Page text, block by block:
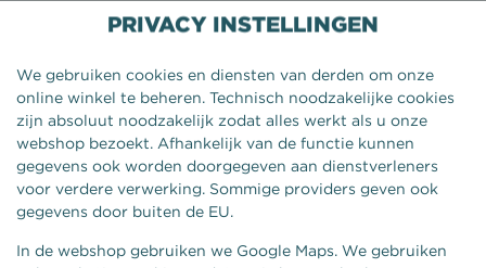
PRIVACY INSTELLINGEN
We gebruiken cookies en diensten van derden om onze
online winkel te beheren. Technisch noodzakelijke cookies
zijn absoluut noodzakelijk zodat alles werkt als u onze
webshop bezoekt. Afhankelijk van de functie kunnen
gegevens ook worden doorgegeven aan dienstverleners
voor verdere verwerking. Sommige providers geven ook
gegevens door buiten de EU.
In de webshop gebruiken we Google Maps. We gebruiken